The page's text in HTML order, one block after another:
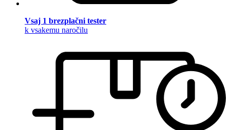
Vsaj 1 brezplačni tester
k vsakemu naročilu